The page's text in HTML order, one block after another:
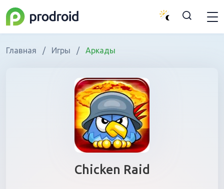
Главная / Игры / Аркады
Chicken Raid